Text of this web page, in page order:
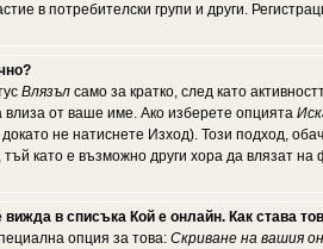
в потребителски групи и други.
Влязъл само за кратко, след като
влиза от ваше име. Ако изберете опцията
докато не натиснете Изход). Този подход,
тъй като е възможно други хора да влязат
в списъка Кой е онлайн. Как става
опция за това: Скриване на вашия